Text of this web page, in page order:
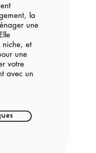
la
une
niche, et
une
votre
avec un